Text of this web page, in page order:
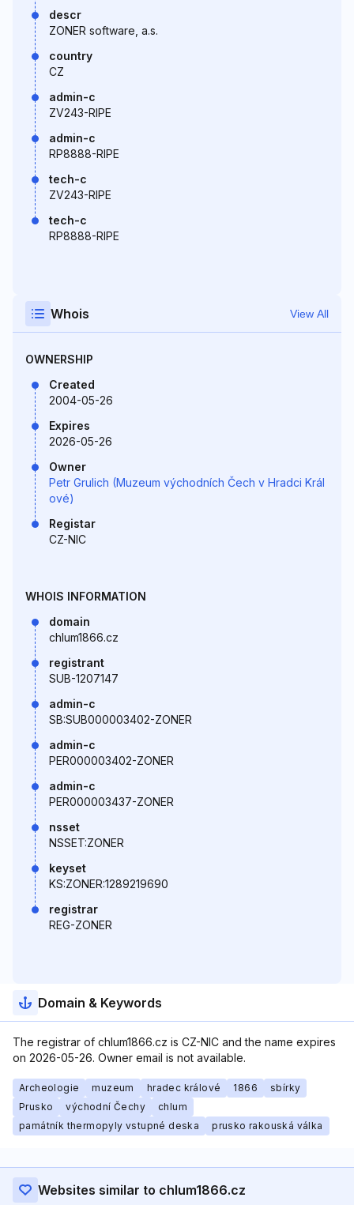
descr
ZONER software, a.s.
country
CZ
admin-c
ZV243-RIPE
admin-c
RP8888-RIPE
tech-c
ZV243-RIPE
tech-c
RP8888-RIPE
Whois View All
OWNERSHIP
Created
2004-05-26
Expires
2026-05-26
Owner
Petr Grulich (Muzeum východních Čech v Hradci Král
ové)
Registar
CZ-NIC
WHOIS INFORMATION
domain
chlum1866.cz
registrant
SUB-1207147
admin-c
SB:SUB000003402-ZONER
admin-c
PER000003402-ZONER
admin-c
PER000003437-ZONER
nsset
NSSET:ZONER
keyset
KS:ZONER:1289219690
registrar
REG-ZONER
Domain & Keywords
The registrar of chlum1866.cz is CZ-NIC and the name expires
on 2026-05-26. Owner email is not available.
Archeologie muzeum hradec králové 1866
sbírky
Prusko
východní Čechy
chlum
památník thermopyly vstupné deska
prusko rakouská válka
Websites similar to chlum1866.cz